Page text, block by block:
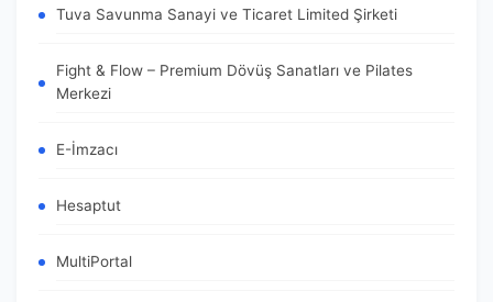
Tuva Savunma Sanayi ve Ticaret Limited Şirketi
Fight & Flow – Premium Dövüş Sanatları ve Pilates
Merkezi
E-İmzacı
Hesaptut
MultiPortal